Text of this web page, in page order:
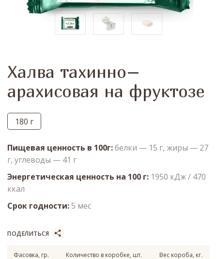
Халва тахинно–
арахисовая на фруктозе
180 г
Пищевая ценность в 100г белки — 15 г, жиры — 27
г, углеводы — 41 г
Энергетическая ценность на 100 г 1950 кДж / 470
ккал
Срок годности 5 мес
ПОДЕЛИТЬСЯ
Фасовка, гр. Количество в коробке, шт. Вес короба, кг.